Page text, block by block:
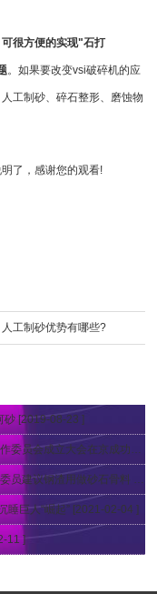
很方便的实现"石打
。如果要改变vsi破碎机的应
工制砂、碎石整形、磨蚀物
，感谢您的观看!
人工制砂优势有哪些?
砂 [2019-08-23 ]
员建议钢渣用做砂石骨料
睡巨人“崛起” [2021-02-04 ]
11 ]